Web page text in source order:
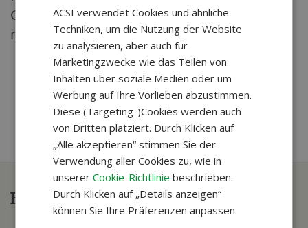
Genießen schöner Orte Hand in Hand geht
mit gutem Essen und guter Gesellschaft.
Haben Sie Fragen?
ACSI verwendet Cookies und ähnliche
Techniken, um die Nutzung der Website
zu analysieren, aber auch für
Marketingzwecke wie das Teilen von
Inhalten über soziale Medien oder um
Werbung auf Ihre Vorlieben abzustimmen.
Diese (Targeting-)Cookies werden auch
von Dritten platziert. Durch Klicken auf
„Alle akzeptieren“ stimmen Sie der
Verwendung aller Cookies zu, wie in
unsererCookie-Richtlinie beschrieben.
Durch Klicken auf „Details anzeigen“
können Sie Ihre Präferenzen anpassen.